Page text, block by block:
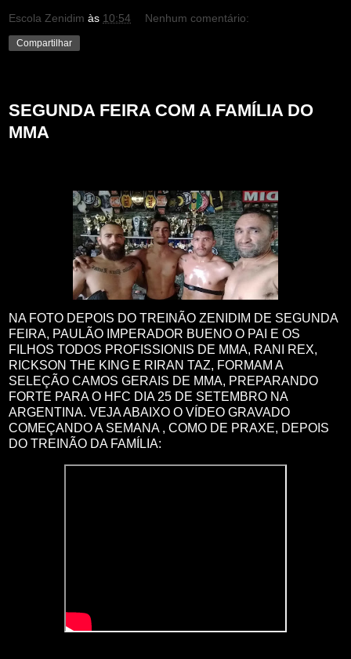
Escola Zenidim às 10:54 Nenhum comentário:
Compartilhar
SEGUNDA FEIRA COM A FAMÍLIA DO
MMA
NA FOTO DEPOIS DO TREINÃO ZENIDIM DE SEGUNDA
FEIRA, PAULÃO IMPERADOR BUENO O PAI E OS
FILHOS TODOS PROFISSIONIS DE MMA, RANI REX,
RICKSON THE KING E RIRAN TAZ, FORMAM A
SELEÇÃO CAMOS GERAIS DE MMA, PREPARANDO
FORTE PARA O HFC DIA 25 DE SETEMBRO NA
ARGENTINA. VEJA ABAIXO O VÍDEO GRAVADO
COMEÇANDO A SEMANA , COMO DE PRAXE, DEPOIS
DO TREINÃO DA FAMÍLIA: